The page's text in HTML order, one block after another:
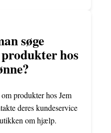
søge
hos
produkter hos Jem
deres kundeservice
om hjælp.